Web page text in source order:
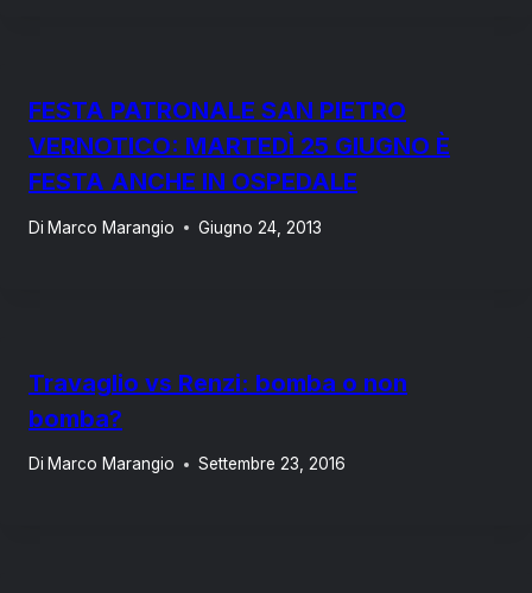
FESTA PATRONALE SAN PIETRO
VERNOTICO: MARTEDÌ 25 GIUGNO È
FESTA ANCHE IN OSPEDALE
Di Marco Marangio Giugno 24, 2013
Travaglio vs Renzi: bomba o non
bomba?
Di Marco Marangio Settembre 23, 2016